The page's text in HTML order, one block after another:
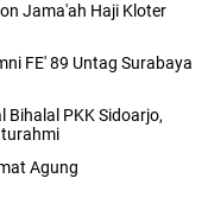
Jama'ah Haji Kloter
FE' 89 Untag Surabaya
Bihalal PKK Sidoarjo,
Agung